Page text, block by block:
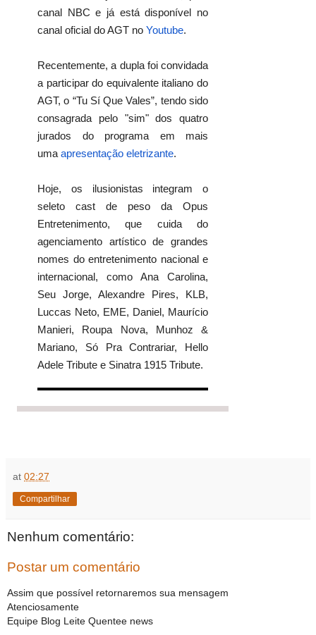
canal NBC e já está disponível no
canal oficial do AGT no Youtube.
Recentemente, a dupla foi convidada
a participar do equivalente italiano do
AGT, o “Tu Sí Que Vales”, tendo sido
consagrada pelo "sim" dos quatro
jurados do programa em mais
uma apresentação eletrizante.
Hoje, os ilusionistas integram o
seleto cast de peso da Opus
Entretenimento, que cuida do
agenciamento artístico de grandes
nomes do entretenimento nacional e
internacional, como Ana Carolina,
Seu Jorge, Alexandre Pires, KLB,
Luccas Neto, EME, Daniel, Maurício
Manieri, Roupa Nova, Munhoz &
Mariano, Só Pra Contrariar, Hello
Adele Tribute e Sinatra 1915 Tribute.
at 02:27
Compartilhar
Nenhum comentário:
Postar um comentário
Assim que possível retornaremos sua mensagem
Atenciosamente
Equipe Blog Leite Quentee news